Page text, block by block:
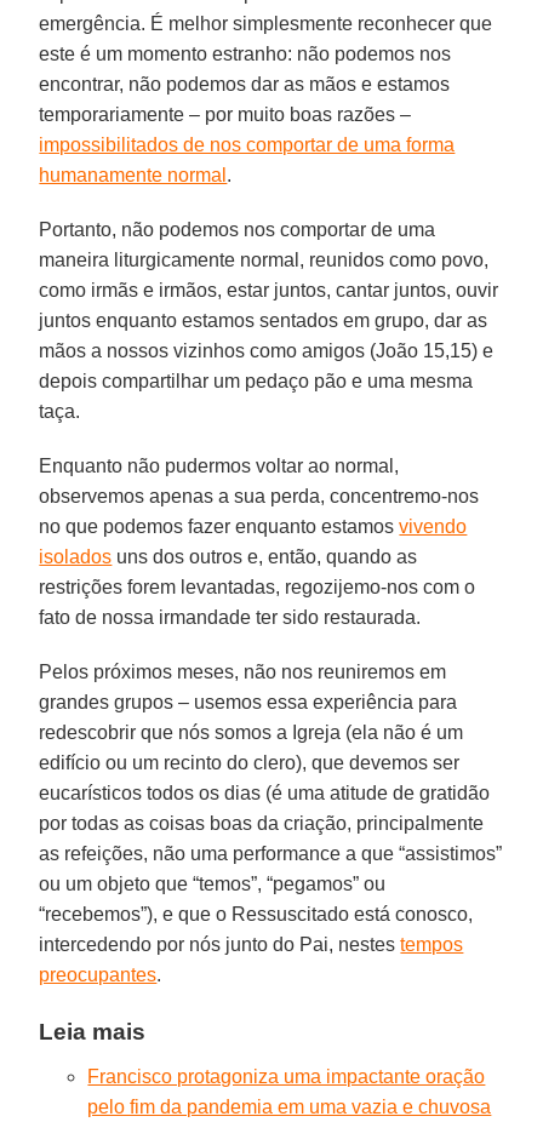
emergência. É melhor simplesmente reconhecer que
este é um momento estranho: não podemos nos
encontrar, não podemos dar as mãos e estamos
temporariamente – por muito boas razões –
impossibilitados de nos comportar de uma forma
humanamente normal .
Portanto, não podemos nos comportar de uma
maneira liturgicamente normal, reunidos como povo,
como irmãs e irmãos, estar juntos, cantar juntos, ouvir
juntos enquanto estamos sentados em grupo, dar as
mãos a nossos vizinhos como amigos (João 15,15) e
depois compartilhar um pedaço pão e uma mesma
taça.
Enquanto não pudermos voltar ao normal,
observemos apenas a sua perda, concentremo-nos
no que podemos fazer enquanto estamosvivendo
isolados uns dos outros e, então, quando as
restrições forem levantadas, regozijemo-nos com o
fato de nossa irmandade ter sido restaurada.
Pelos próximos meses, não nos reuniremos em
grandes grupos – usemos essa experiência para
redescobrir que nós somos a Igreja (ela não é um
edifício ou um recinto do clero), que devemos ser
eucarísticos todos os dias (é uma atitude de gratidão
por todas as coisas boas da criação, principalmente
as refeições, não uma performance a que “assistimos”
ou um objeto que “temos”, “pegamos” ou
“recebemos”), e que o Ressuscitado está conosco,
intercedendo por nós junto do Pai, nestestempos
preocupantes.
Leia mais
Francisco protagoniza uma impactante oração
pelo fim da pandemia em uma vazia e chuvosa